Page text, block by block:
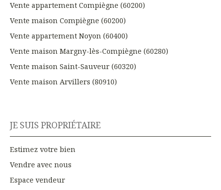
Vente appartement Compiègne (60200)
Vente maison Compiègne (60200)
Vente appartement Noyon (60400)
Vente maison Margny-lès-Compiègne (60280)
Vente maison Saint-Sauveur (60320)
Vente maison Arvillers (80910)
JE SUIS PROPRIÉTAIRE
Estimez votre bien
Vendre avec nous
Espace vendeur